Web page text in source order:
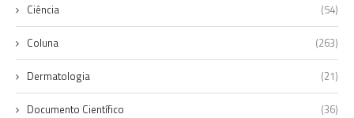
Ciência (54)
Coluna (263)
Dermatologia (21)
Documento Científico (36)